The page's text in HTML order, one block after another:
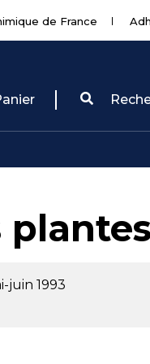
de France
plantes
juin 1993